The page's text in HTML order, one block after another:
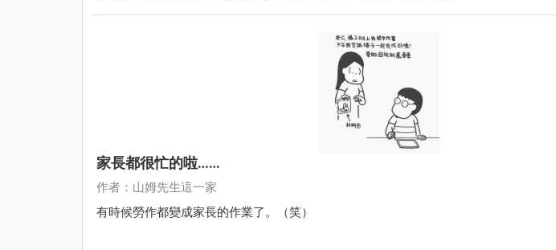
家長都很忙的啦……
作者：山姆先生這一家
有時候勞作都變成家長的作業了。（笑）